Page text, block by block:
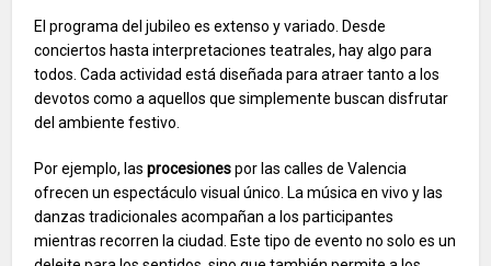
El programa del jubileo es extenso y variado. Desde
conciertos hasta interpretaciones teatrales, hay algo para
todos. Cada actividad está diseñada para atraer tanto a los
devotos como a aquellos que simplemente buscan disfrutar
del ambiente festivo.
Por ejemplo, lasprocesionespor las calles de Valencia
ofrecen un espectáculo visual único. La música en vivo y las
danzas tradicionales acompañan a los participantes
mientras recorren la ciudad. Este tipo de evento no solo es un